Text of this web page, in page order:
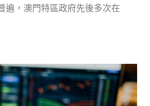
遍，澳門特區政府先後多次在